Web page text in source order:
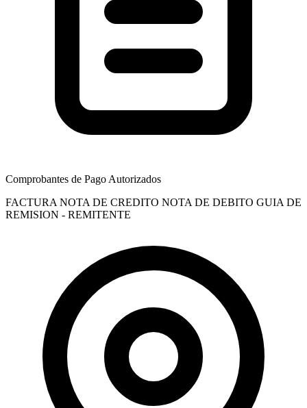
Comprobantes de Pago Autorizados
FACTURA NOTA DE CREDITO NOTA DE DEBITO GUIA DE
REMISION - REMITENTE